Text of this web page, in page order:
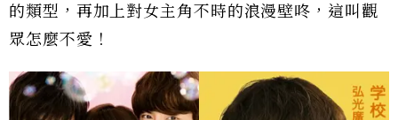
的類型，再加上對女主角不時的浪漫壁咚，這叫觀
眾怎麼不愛！